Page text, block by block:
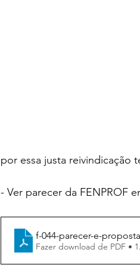
por essa justa reivindicação
- Ver parecer da FENPROF
f-044-parecer-e-
Fazer download de PDF •